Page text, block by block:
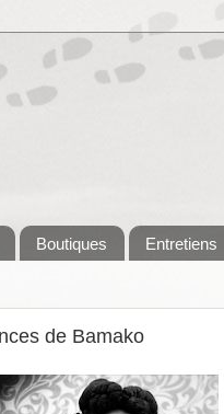
Boutiques Entretiens
de Bamako